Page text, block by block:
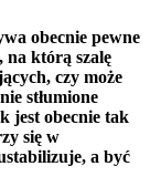
obecnie pewne
na którą szalę
czy może
stłumione
jest obecnie tak
się w
a być